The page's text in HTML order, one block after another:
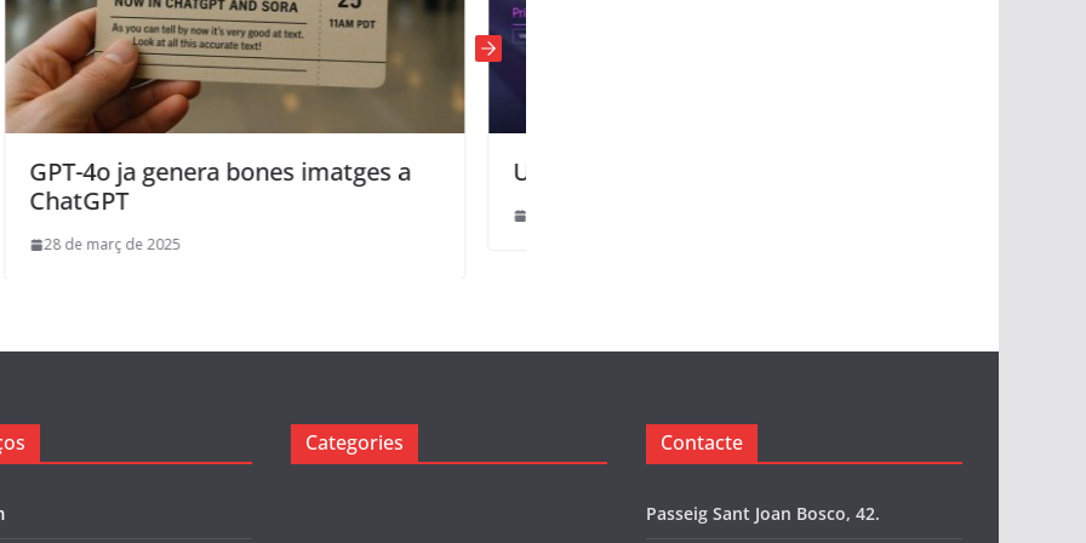
imatges a
Unitree G1
Categories Contacte
Passeig Sant Joan Bosco, 42.